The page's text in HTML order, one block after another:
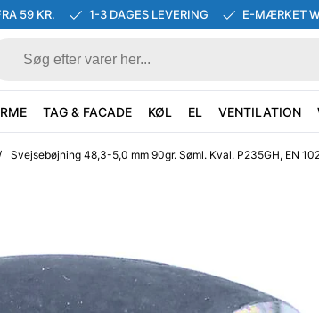
59 KR. 1-3 DAGES LEVERING E-MÆRKET
TAG & FACADE KØL EL VENTILATION
Svejsebøjning 48,3-5,0 mm 90gr. Søml. Kval. P235GH, EN